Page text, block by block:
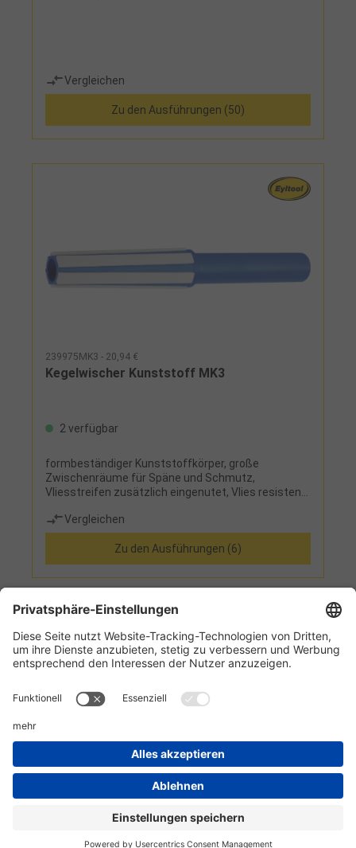
Vergleichen
Zu den Ausführungen (50)
239975MK3 - 20,94 €
Kegelwischer Kunststoff MK3
2 verfügbar
formbeständiger Kunststoffkörper, große
Zwischenräume für Späne und Schmutz,
Vliesstreifen zusätzlich eingenutet, Vlies resistent
Vergleichen
Zu den Ausführungen (6)
1 2 3
Informationen
Kundenservice
Werkzeug-Eylert GmbH & Co. KG • F.-O.-Schimmel-Str. 3 • 09120 Chemnitz